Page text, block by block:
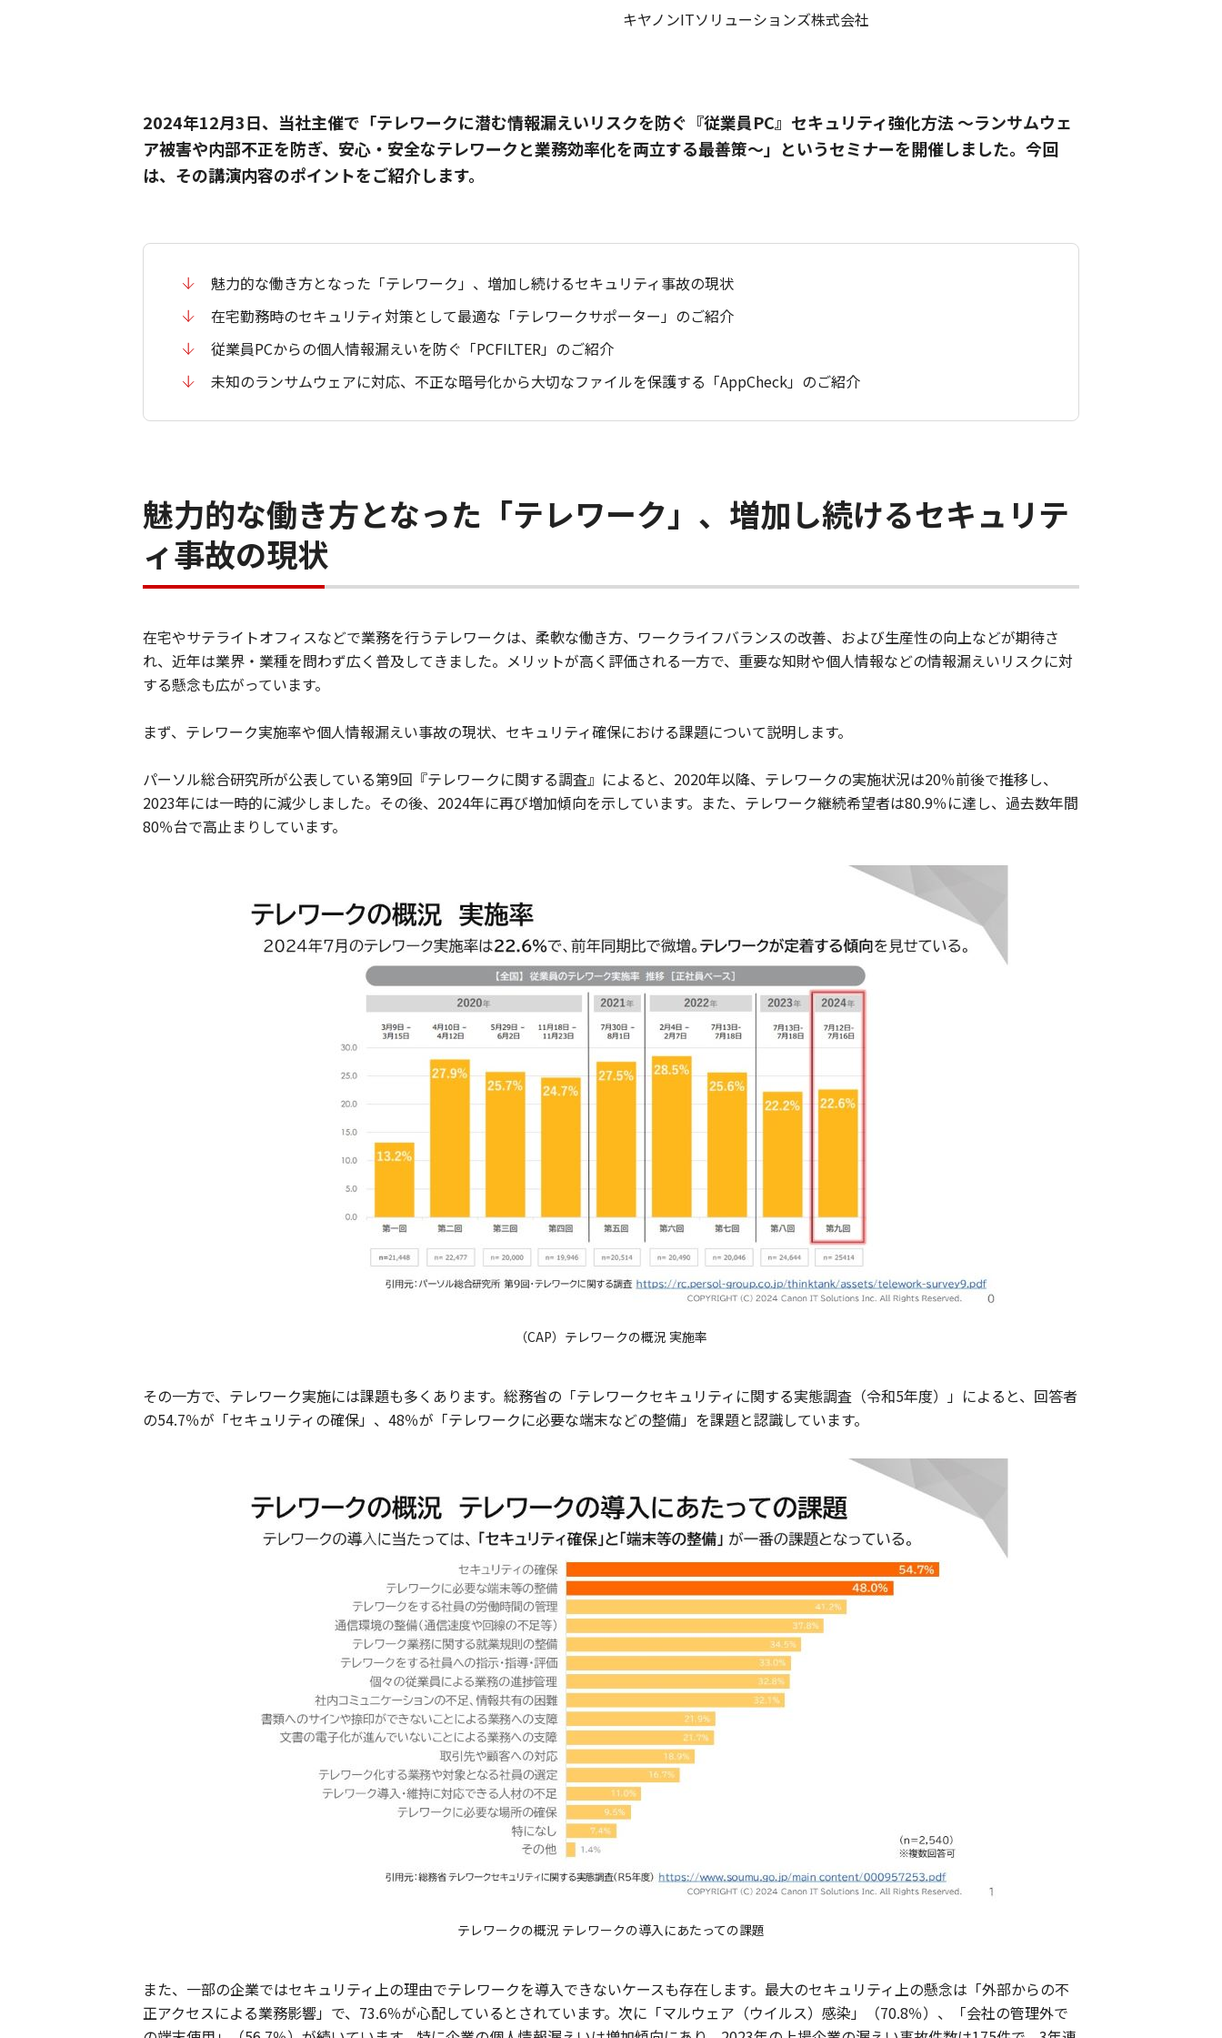
キヤノンITソリューションズ株式会社
2024年12月3日、当社主催で「テレワークに潜む情報漏えいリスクを防ぐ『従業員PC』セキュリティ強化方法 ～ランサムウェ
ア被害や内部不正を防ぎ、安心・安全なテレワークと業務効率化を両立する最善策～」というセミナーを開催しました。今回
は、その講演内容のポイントをご紹介します。
魅力的な働き方となった「テレワーク」、増加し続けるセキュリティ事故の現状
在宅勤務時のセキュリティ対策として最適な「テレワークサポーター」のご紹介
従業員PCからの個人情報漏えいを防ぐ「PCFILTER」のご紹介
未知のランサムウェアに対応、不正な暗号化から大切なファイルを保護する「AppCheck」のご紹介
魅力的な働き方となった「テレワーク」、増加し続けるセキュリテ
ィ事故の現状
在宅やサテライトオフィスなどで業務を行うテレワークは、柔軟な働き方、ワークライフバランスの改善、および生産性の向上などが期待さ
れ、近年は業界・業種を問わず広く普及してきました。メリットが高く評価される一方で、重要な知財や個人情報などの情報漏えいリスクに対
する懸念も広がっています。
まず、テレワーク実施率や個人情報漏えい事故の現状、セキュリティ確保における課題について説明します。
パーソル総合研究所が公表している第9回『テレワークに関する調査』によると、2020年以降、テレワークの実施状況は20％前後で推移し、
2023年には一時的に減少しました。その後、2024年に再び増加傾向を示しています。また、テレワーク継続希望者は80.9％に達し、過去数年間
80％台で高止まりしています。
（CAP）テレワークの概況 実施率
その一方で、テレワーク実施には課題も多くあります。総務省の「テレワークセキュリティに関する実態調査（令和5年度）」によると、回答者
の54.7％が「セキュリティの確保」、48％が「テレワークに必要な端末などの整備」を課題と認識しています。
テレワークの概況 テレワークの導入にあたっての課題
また、一部の企業ではセキュリティ上の理由でテレワークを導入できないケースも存在します。最大のセキュリティ上の懸念は「外部からの不
正アクセスによる業務影響」で、73.6％が心配しているとされています。次に「マルウェア（ウイルス）感染」（70.8％）、「会社の管理外で